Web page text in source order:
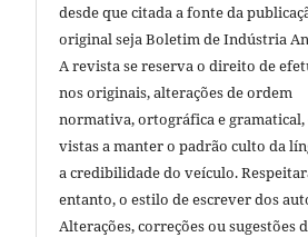
desde que citada a fonte da
original seja Boletim de Indústria
A revista se reserva o direito de
nos originais, alterações de ordem
normativa, ortográfica e gramatical,
vistas a manter o padrão culto da
a credibilidade do veículo.
entanto, o estilo de escrever dos
Alterações, correções ou sugestões